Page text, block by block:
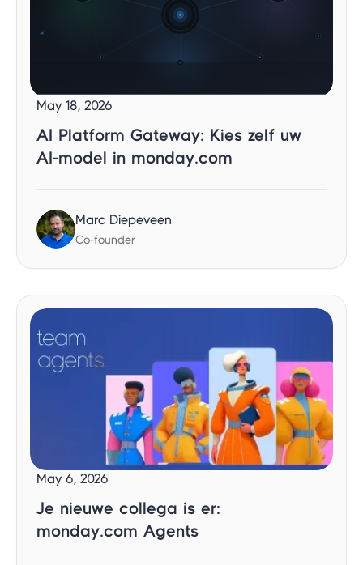
May 18, 2026
AI Platform Gateway: Kies zelf uw
AI-model in monday.com
Marc Diepeveen
Co-founder
May 6, 2026
Je nieuwe collega is er:
monday.com Agents